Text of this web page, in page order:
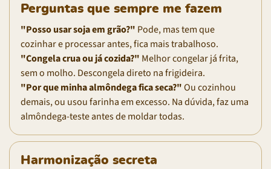
Perguntas que sempre me fazem
"Posso usar soja em grão?" Pode, mas tem que
cozinhar e processar antes, fica mais trabalhoso.
"Congela crua ou já cozida?" Melhor congelar já frita,
sem o molho. Descongela direto na frigideira.
"Por que minha almôndega fica seca?"Ou cozinhou
demais, ou usou farinha em excesso. Na dúvida, faz uma
almôndega-teste antes de moldar todas.
Harmonização secreta